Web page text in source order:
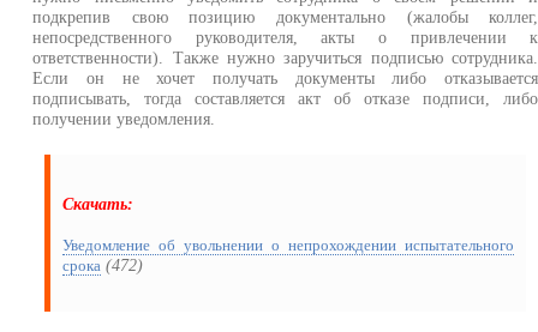
подкрепив свою позицию документально (жалобы коллег,
непосредственного руководителя, акты о привлечении к
ответственности). Также нужно заручиться подписью сотрудника.
Если он не хочет получать документы либо отказывается
подписывать, тогда составляется акт об отказе подписи, либо
получении уведомления.
Скачать:
Уведомление об увольнении о непрохождении испытательного
срока (472)